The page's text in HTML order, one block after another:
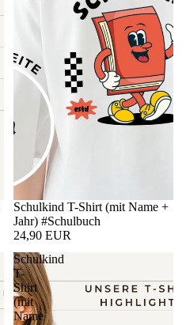
Schulkind T-Shirt (mit Name +
Jahr) #Schulbuch
24,90 EUR
Schulkind
T-
Shirt
(mit
Name